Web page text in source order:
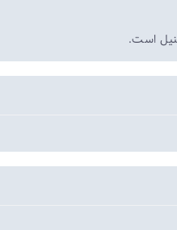
است.